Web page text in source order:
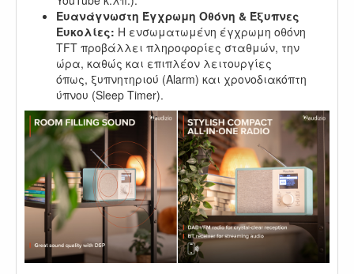
Ευανάγνωστη Έγχρωμη Οθόνη & Έξυπνες
Ευκολίες: Η ενσωματωμένη έγχρωμη οθόνη
TFT προβάλλει πληροφορίες σταθμών, την
ώρα, καθώς και επιπλέον λειτουργίες
όπως, ξυπνητηριού (Alarm) και χρονοδιακόπτη
ύπνου (Sleep Timer).